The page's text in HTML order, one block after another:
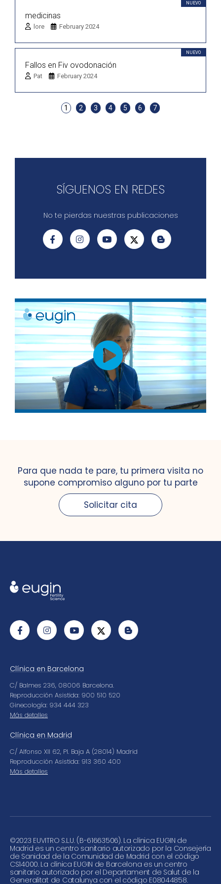
NUEVO
medicinas
lore February 2024
NUEVO
Fallos en Fiv ovodonación
Pat February 2024
1 2 3 4 5 6 7
SÍGUENOS EN REDES
No te pierdas nuestras publicaciones
Para que nada te pare, tu primera visita no
supone compromiso alguno por tu parte
Solicitar cita
Clínica en Barcelona
C/ Balmes 236, 08006 Barcelona.
Reproducción Asistida: 900 510 520
Ginecología: 934 444 323
Más detalles
Clínica en Madrid
C/ Alfonso XII 62, Pl. Baja A (28014) Madrid
Reproducción Asistida: 913 360 400
Más detalles
©2023 EUVITRO S.L.U. (B-61663506). La clínica EUGIN de
Madrid es un centro sanitario autorizado por la Consejería
de Sanidad de la Comunidad de Madrid con el código
CS14000. La clínica EUGIN de Barcelona es un centro
sanitario autorizado por el Departament de Salut de la
Generalitat de Catalunya con el código E08044858.